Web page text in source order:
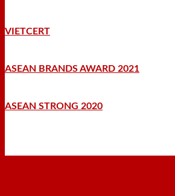
VIETCERT
ASEAN BRANDS AWARD 2021
ASEAN STRONG 2020